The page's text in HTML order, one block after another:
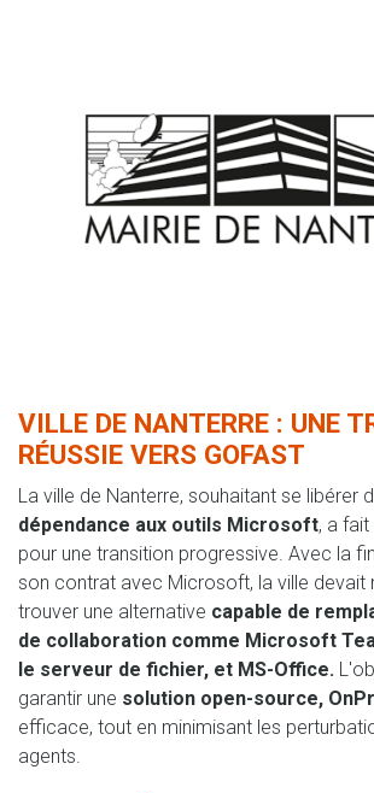
VILLE DE NANTERRE : UNE
RÉUSSIE VERS GOFAST
La ville de Nanterre, souhaitant se libérer
dépendance aux outils Microsoft, a
pour une transition progressive. Avec la
son contrat avec Microsoft, la ville devait
trouver une alternative capable de
de collaboration comme Microsoft
le serveur de fichier, et MS-Office.
garantir une solution open-source,
efficace, tout en minimisant les
agents.